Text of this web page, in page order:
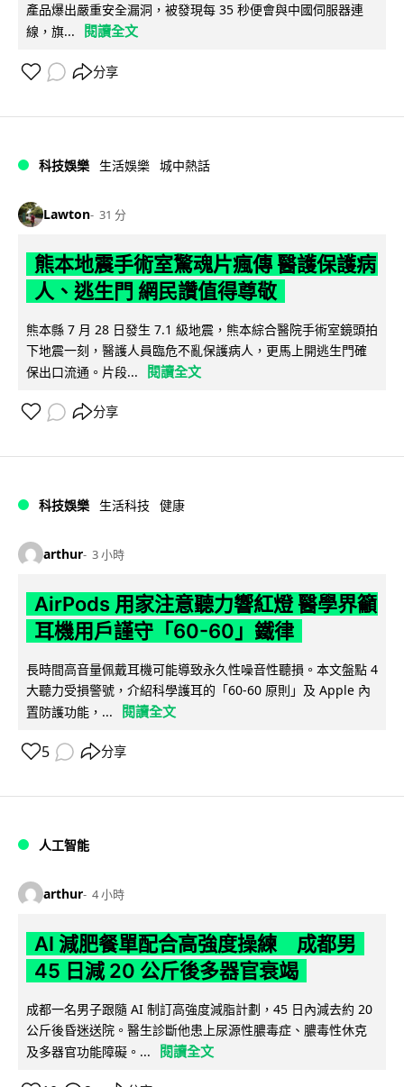
產品爆出嚴重安全漏洞，被發現每 35 秒便會與中國伺服器連
線，旗...
閱讀全文
分享
科技娛樂 生活娛樂 城中熱話
Lawton 31 分
熊本地震手術室驚魂片瘋傳 醫護保護病
人、逃生門 網民讚值得尊敬
熊本縣 7 月 28 日發生 7.1 級地震，熊本綜合醫院手術室鏡頭拍
下地震一刻，醫護人員臨危不亂保護病人，更馬上開逃生門確
保出口流通。片段...
閱讀全文
分享
科技娛樂 生活科技 健康
arthur 3 小時
AirPods 用家注意聽力響紅燈 醫學界籲
耳機用戶謹守「60-60」鐵律
長時間高音量佩戴耳機可能導致永久性噪音性聽損。本文盤點 4
大聽力受損警號，介紹科學護耳的「60-60 原則」及 Apple 內
置防護功能，...
閱讀全文
5 分享
人工智能
arthur 4 小時
AI 減肥餐單配合高強度操練 成都男
45 日減 20 公斤後多器官衰竭
成都一名男子跟隨 AI 制訂高強度減脂計劃，45 日內減去約 20
公斤後昏迷送院。醫生診斷他患上尿源性膿毒症、膿毒性休克
及多器官功能障礙。...
閱讀全文